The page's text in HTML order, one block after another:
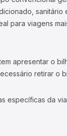
sanitário
para viagens
apresentar o
retirar o
específicas da